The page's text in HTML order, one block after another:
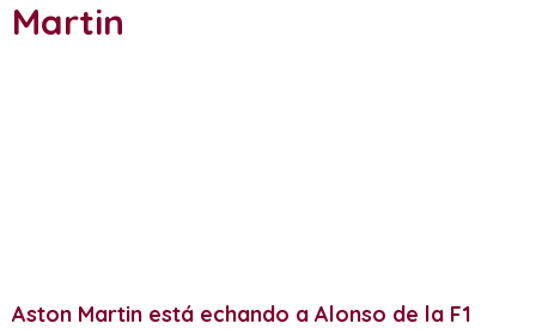
Aston Martin está echando a Alonso de la F1